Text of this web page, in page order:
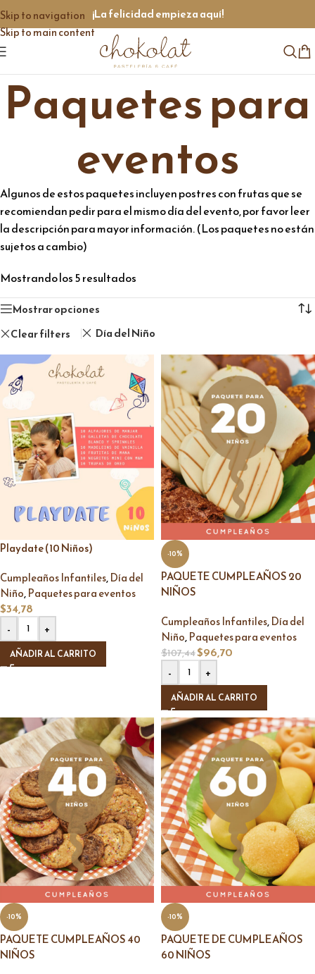
Skip to navigation
Skip to main content
¡La felicidad empieza aquí!
Paquetes para
eventos
Algunos de estos paquetes incluyen postres con frutas que se
recomiendan pedir para el mismo día del evento, por favor leer
la descripción para mayor información. (Los paquetes no están
sujetos a cambio)
Mostrando los 5 resultados
Mostrar opciones
Clear filters
Día del Niño
Playdate (10 Niños)
Cumpleaños Infantiles,Día del
Niño,Paquetes para eventos
$34,78
-
+
AÑADIR AL CARRITO
-10%
PAQUETE CUMPLEAÑOS 20
NIÑOS
Cumpleaños Infantiles,Día del
Niño,Paquetes para eventos
$107,44$96,70
-
+
AÑADIR AL CARRITO
-10%
PAQUETE CUMPLEAÑOS 40
NIÑOS
-10%
PAQUETE DE CUMPLEAÑOS
60 NIÑOS